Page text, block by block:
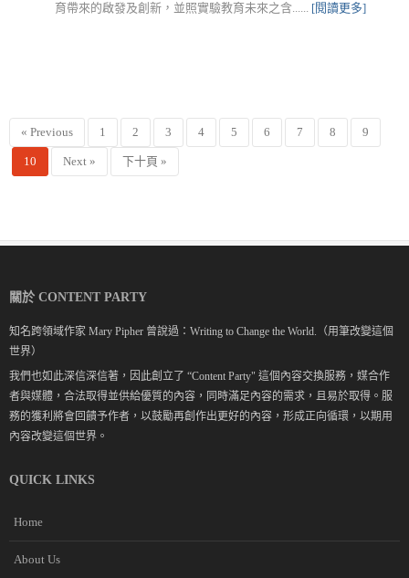
育帶來的啟發及創新，並照實驗教育未來之含...... [閱讀更多]
« Previous 1 2 3 4 5 6 7 8 9
10 Next » 下十頁 »
關於 CONTENT PARTY
知名跨領域作家 Mary Pipher 曾說過：Writing to Change the World.（用筆改變這個
世界）
我們也如此深信深信著，因此創立了 “Content Party" 這個內容交換服務，媒合作
者與媒體，合法取得並供給優質的內容，同時滿足內容的需求，且易於取得。服
務的獲利將會回饋予作者，以鼓勵再創作出更好的內容，形成正向循環，以期用
內容改變這個世界。
QUICK LINKS
Home
About Us